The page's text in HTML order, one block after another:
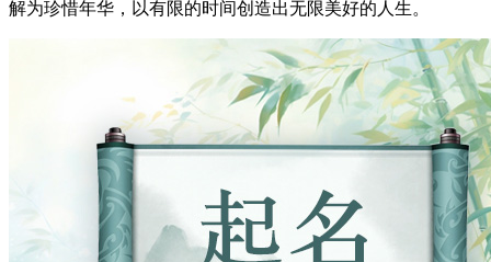
解为珍惜年华，以有限的时间创造出无限美好的人生。